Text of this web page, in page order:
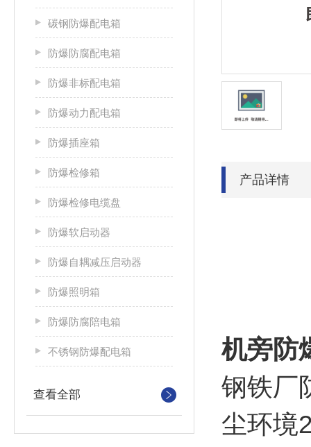
碳钢防爆配电箱
防爆防腐配电箱
防爆非标配电箱
防爆动力配电箱
防爆插座箱
防爆检修箱
防爆检修电缆盘
防爆软启动器
防爆自耦减压启动器
防爆照明箱
防爆防腐陪电箱
不锈钢防爆配电箱
查看全部
产品详情
机旁防
钢铁厂
尘环境